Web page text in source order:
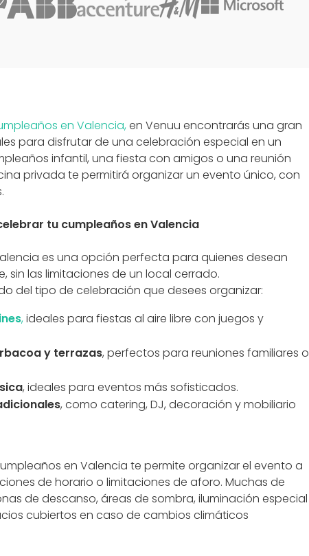
en Valencia,en Venuu encontrarás una gran
para disfrutar de una celebración especial en un
infantil, una fiesta con amigos o una reunión
privada te permitirá organizar un evento único, con
tu cumpleaños en Valencia
es una opción perfecta para quienes desean
sin las limitaciones de un local cerrado.
del tipo de celebración que desees organizar:
,ideales para fiestas al aire libre con juegos y
y terrazas, perfectos para reuniones familiares o
, ideales para eventos más sofisticados.
, como catering, DJ, decoración y mobiliario
en Valencia te permite organizar el evento a
de horario o limitaciones de aforo. Muchas de
de descanso, áreas de sombra, iluminación especial
cubiertos en caso de cambios climáticos